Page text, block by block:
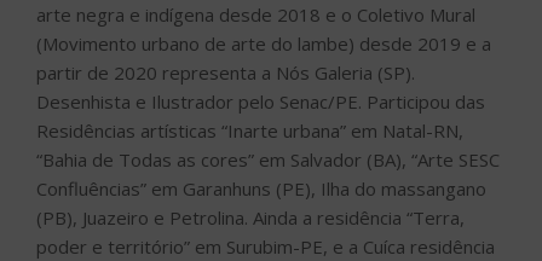
arte negra e indígena desde 2018 e o Coletivo Mural
(Movimento urbano de arte do lambe) desde 2019 e a
partir de 2020 representa a Nós Galeria (SP).
Desenhista e Ilustrador pelo Senac/PE. Participou das
Residências artísticas “Inarte urbana” em Natal-RN,
“Bahia de Todas as cores” em Salvador (BA), “Arte SESC
Confluências” em Garanhuns (PE), Ilha do massangano
(PB), Juazeiro e Petrolina. Ainda a residência “Terra,
poder e território” em Surubim-PE, e a Cuíca residência